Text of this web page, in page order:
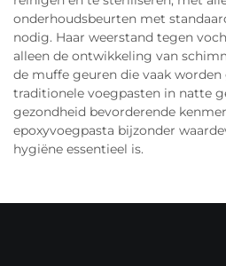
onderhoudsbeurten met
nodig. Haar weerstand tegen
alleen de ontwikkeling van
de muffe geuren die vaak worden
traditionele voegpasten in natte
gezondheid bevorderende
epoxyvoegpasta bijzonder
hygiëne essentieel is.